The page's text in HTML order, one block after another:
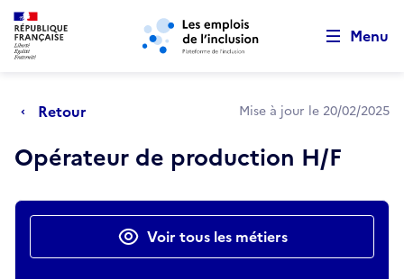
Aller au menu principal Aller au contenu principal
Menu
Retour Mise à jour le 20/02/2025
Opérateur de production H/F
Actions rapidesVoir tous les métiers
Retour au début de la page
Panneau de gestion des cookies